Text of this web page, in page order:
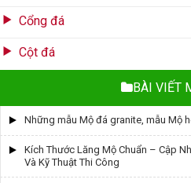
Cổng đá
Cột đá
BÀI VIẾT
Những mẫu Mộ đá granite, mẫu Mộ
Kích Thước Lăng Mộ Chuẩn – Cập
Và Kỹ Thuật Thi Công